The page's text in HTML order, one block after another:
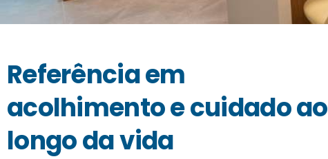
Referênciaem
acolhimentoecuidadoao
longodavida